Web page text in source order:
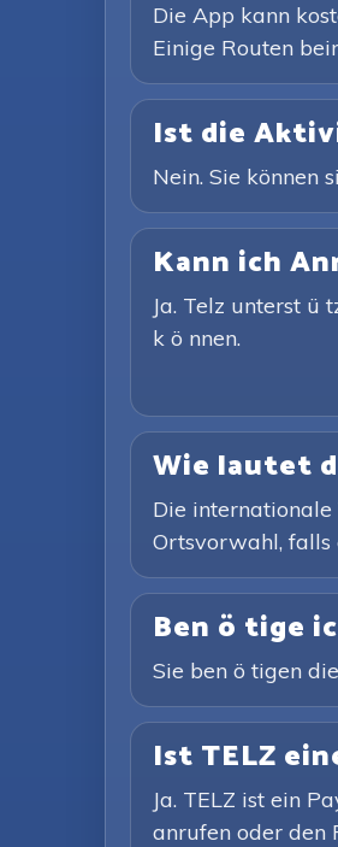
Die App kann
Einige Routen
Ist die
Nein. Sie können
Kann ich
Ja. Telz unterst ü
k ö nnen.
Wie lautet
Die
Ortsvorwahl, falls
Ben ö tige
Sie ben ö tigen
Ist TELZ
Ja. TELZ ist ein
anrufen oder den